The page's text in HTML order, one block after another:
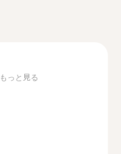
もっと見る